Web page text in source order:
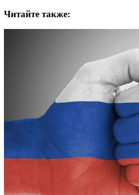
Читайте также: